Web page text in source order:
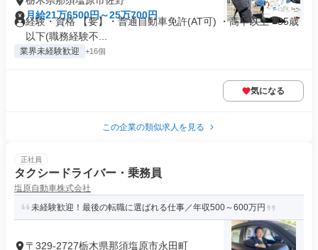
月給21万6500円～25万700円
経験・資格 【要】・普通自動車免許(AT可) ・高卒以上 ■35歳
以下(職務経験不...
業界未経験歓迎 +16個
気になる
この企業の類似求人を見る
正社員
タクシードライバー・乗務員
塩原自動車株式会社
未経験歓迎！最後の転職に選ばれる仕事／年収500～600万円
〒329-2727栃木県那須塩原市永田町